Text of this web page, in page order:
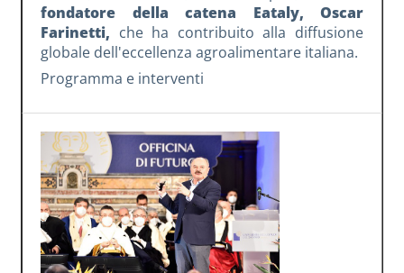
fondatore della catena Eataly, Oscar
Farinetti, che ha contribuito alla diffusione
globale dell'eccellenza agroalimentare italiana.
Programma e interventi